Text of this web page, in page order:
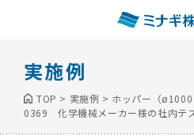
実施例
TOP > 実施例 > ホッパー（
0369 化学機械メーカー様の社内テ